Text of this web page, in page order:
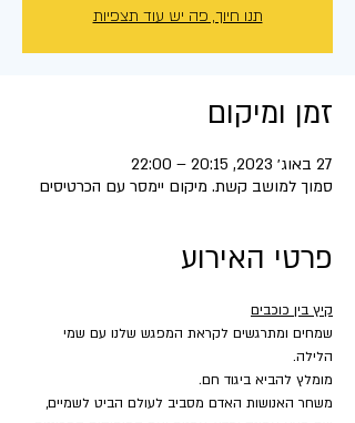
תנו חיוך, פה יש עוד תצפיות
זמן ומיקום
27 באוג׳ 2023, 20:15 – 22:00
סמוך למושב קשת. מיקום יימסר עם הכרטיסים
פרטי האירוע
קיץ בין כוכבים
שמחים ומתרגשים לקראת המפגש שלנו עם שמי
הלילה.
מומלץ להביא ביגוד חם.
משחר האנושות האדם מסביב לעולם הביט לשמיים,